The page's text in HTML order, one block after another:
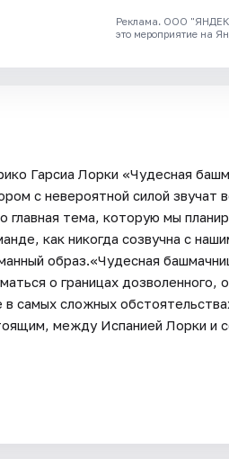
Реклама. ООО
это мероприятие на
Гарсиа Лорки «Чудесная
с невероятной силой
главная тема, которую мы
как никогда созвучна с
образ.«Чудесная
о границах дозволенного,
самых сложных
между Испанией Лорки и